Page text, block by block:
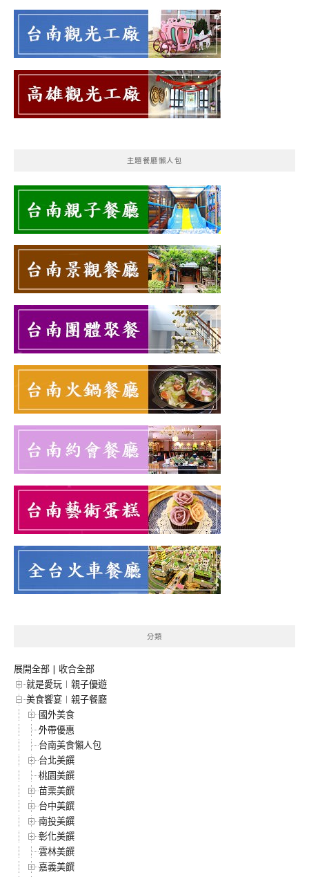
主題餐廳懶人包
分類
展開全部 | 收合全部
就是愛玩︱親子優遊
美食饗宴︱親子餐廳
國外美食
外帶優惠
台南美食懶人包
台北美饌
桃園美饌
苗栗美饌
台中美饌
南投美饌
彰化美饌
雲林美饌
嘉義美饌